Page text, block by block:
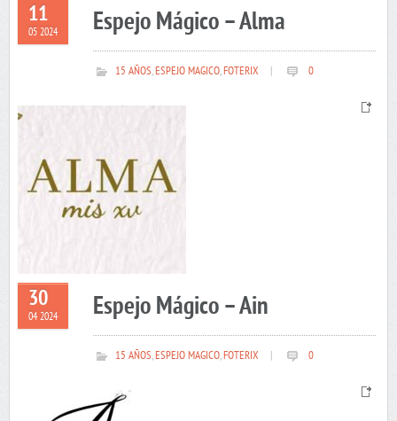
11
05 2024 Espejo Mágico – Alma
15 AÑOS,ESPEJO MAGICO,FOTERIX 0
30
04 2024 Espejo Mágico – Ain
15 AÑOS,ESPEJO MAGICO,FOTERIX 0